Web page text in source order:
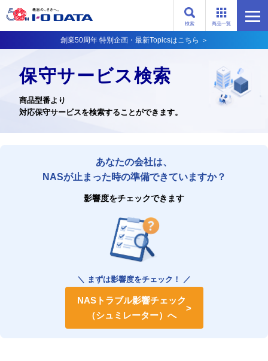
商品一覧
検索
創業50周年 特別企画・最新Topicsはこちら ＞
保守サービス検索
商品型番より
対応保守サービスを検索することができます。
あなたの会社は、
NASが止まった時の準備できていますか？
影響度をチェックできます
＼ まずは影響度をチェック！ ／
NASトラブル影響チェック
（シュミレーター）へ